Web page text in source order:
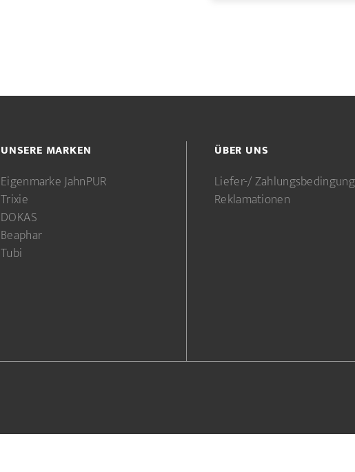
UNSERE MARKEN
Eigenmarke JahnPUR
Trixie
DOKAS
Beaphar
Tubi
ÜBER UNS
Liefer-/
Reklamationen